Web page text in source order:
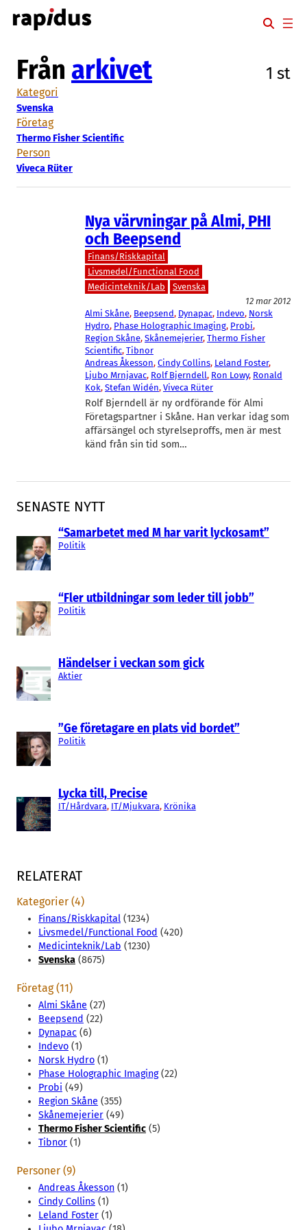
Hoppa
till
SENASTE NYTT
“Samarbetet med M har varit lyckosamt”
Politik
“Fler utbildningar som leder till jobb”
Politik
Händelser i veckan som gick
Aktier
”Ge företagare en plats vid bordet”
Politik
Lycka till, Precise
IT/Hårdvara, IT/Mjukvara, Krönika
Från arkivet 1 st
Kategori
Svenska
Företag
Thermo Fisher Scientific
Person
Viveca Rüter
Nya värvningar på Almi, PHI
och Beepsend
Finans/Riskkapital
Livsmedel/Functional Food
Medicinteknik/Lab
Svenska
12 mar 2012
Almi Skåne, Beepsend, Dynapac, Indevo, Norsk
Hydro, Phase Holographic Imaging, Probi
Region Skåne, Skånemejerier, Thermo Fisher
Scientific, Tibnor
Andreas Åkesson, Cindy Collins, Leland Foster
Ljubo Mrnjavac, Rolf Bjerndell, Ron Lowy, Ronald
Kok, Stefan Widén, Viveca Rüter
Rolf Bjerndell är ny ordförande för Almi
Företagspartner i Skåne. Han verkar idag som
affärsängel och styrelseproffs, men är mest
känd från sin tid som…
RELATERAT
Kategorier (4)
Finans/Riskkapital (1234)
Livsmedel/Functional Food (420)
Medicinteknik/Lab (1230)
Svenska (8675)
Företag (11)
Almi Skåne (27)
Beepsend (22)
Dynapac (6)
Indevo (1)
Norsk Hydro (1)
Phase Holographic Imaging(22)
Probi (49)
Region Skåne (355)
Skånemejerier (49)
Thermo Fisher Scientific (5)
Tibnor (1)
Personer (9)
Andreas Åkesson (1)
Cindy Collins (1)
Leland Foster (1)